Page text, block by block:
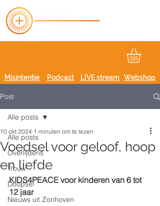
Podcast
Misintentie LIVE stream Webshop
Post
Alle posts
Overlijdens
Trouw
Doopsel
Nieuws uit Zonhoven
Alle posts
Voedsel voor geloof, hoop
en liefde
10 okt 2024 1 minuten om te lezen
KIDS4PEACE voor kinderen van 6 tot
12 jaar